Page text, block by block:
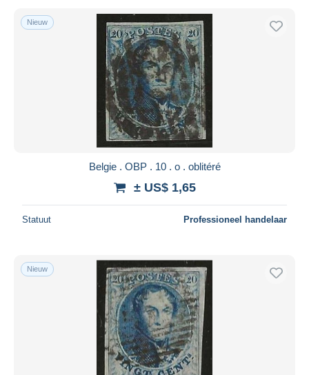
Nieuw
Belgie . OBP . 10 . o . oblitéré
± US$ 1,65
Statuut Professioneel handelaar
Nieuw